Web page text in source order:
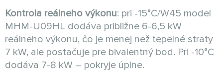
Kontrola reálneho výkonu: pri -15°C/W45 model
MHM-U09HL dodáva približne 6-6,5 kW
reálneho výkonu, čo je menej než tepelné straty
7 kW, ale postačuje pre bivalentný bod. Pri -10°C
dodáva 7-8 kW – pokryje úplne.